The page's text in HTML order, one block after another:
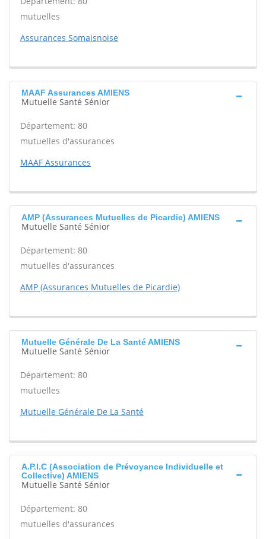
mutuelles
Assurances Somaisnoise
MAAF Assurances AMIENS
Mutuelle Santé Sénior
Département: 80
mutuelles d'assurances
MAAF Assurances
AMP (Assurances Mutuelles de Picardie) AMIENS
Mutuelle Santé Sénior
Département: 80
mutuelles d'assurances
AMP (Assurances Mutuelles de Picardie)
Mutuelle Générale De La Santé AMIENS
Mutuelle Santé Sénior
Département: 80
mutuelles
Mutuelle Générale De La Santé
A.P.I.C (Association de Prévoyance Individuelle et
Collective) AMIENS
Mutuelle Santé Sénior
Département: 80
mutuelles d'assurances